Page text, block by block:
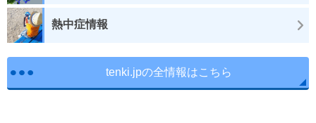
熱中症情報
tenki.jpの全情報はこちら